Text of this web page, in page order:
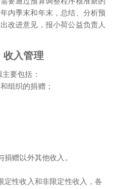
内季末和年末，总结、分析预
改进意见，报小荷公益负责人
入管理
要包括：
组织的捐赠；
赠以外其他收入。
定性收入和非限定性收入，各